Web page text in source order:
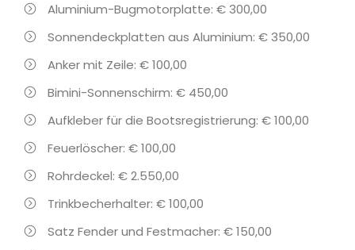
Aluminium-Bugmotorplatte: € 300,00
Sonnendeckplatten aus Aluminium: € 350,00
Anker mit Zeile: € 100,00
Bimini-Sonnenschirm: € 450,00
Aufkleber für die Bootsregistrierung: € 100,00
Feuerlöscher: € 100,00
Rohrdeckel: € 2.550,00
Trinkbecherhalter: € 100,00
Satz Fender und Festmacher: € 150,00